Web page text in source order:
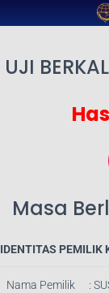
UJI
Masa
IDENTITAS PEMILIK
Nama Pemilik :